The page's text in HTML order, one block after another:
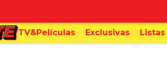
TV&Películas Exclusivas Listas